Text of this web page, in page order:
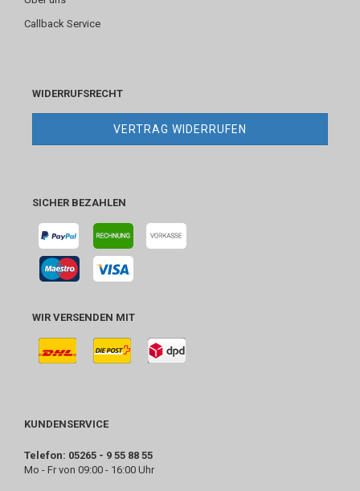
Callback Service
WIDERRUFSRECHT
VERTRAG WIDERRUFEN
SICHER BEZAHLEN
WIR VERSENDEN MIT
KUNDENSERVICE
Telefon: 05265 - 9 55 88 55
Mo - Fr von 09:00 - 16:00 Uhr